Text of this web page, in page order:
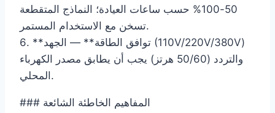
50-100% حسب ساعات العيادة؛ النماذج المتقطعة
تسخن مع الاستخدام المستمر.
6. **توافق الطاقة** — الجهد (110V/220V/380V)
والتردد (50/60 هرتز) يجب أن يطابق مصدر الكهرباء
المحلي.
### المفاهيم الخاطئة الشائعة